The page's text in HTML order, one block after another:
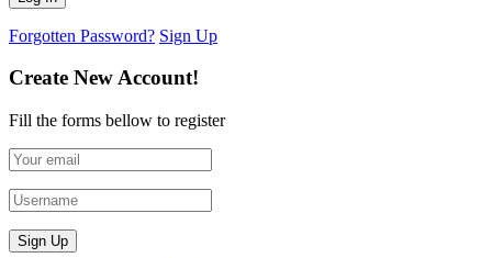
Forgotten Password? Sign Up
Create New Account!
Fill the forms bellow to register